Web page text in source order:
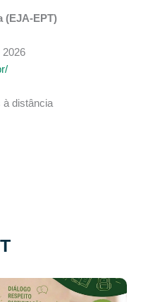
(EJA-EPT)
2026
à distância